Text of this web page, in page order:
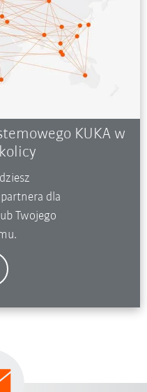
KUKA w
dla
Twojego